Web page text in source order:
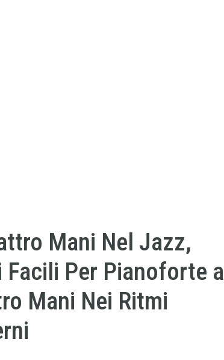
Mani Nel Jazz,
Facili Per Pianoforte a
Mani Nei Ritmi